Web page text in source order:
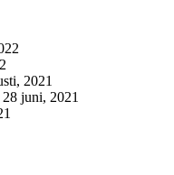
2021
28 juni, 2021